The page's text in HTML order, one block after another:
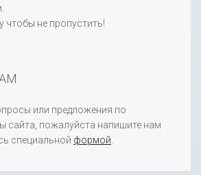
чтобы не пропустить!
или предложения по
сайта, пожалуйста напишите нам
специальной формой.